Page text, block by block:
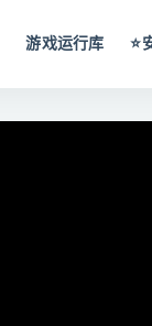
游戏运行库 ⭐️